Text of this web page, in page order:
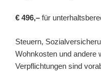
€ 496,– für
Steuern,
Wohnkosten und andere
Verpflichtungen sind